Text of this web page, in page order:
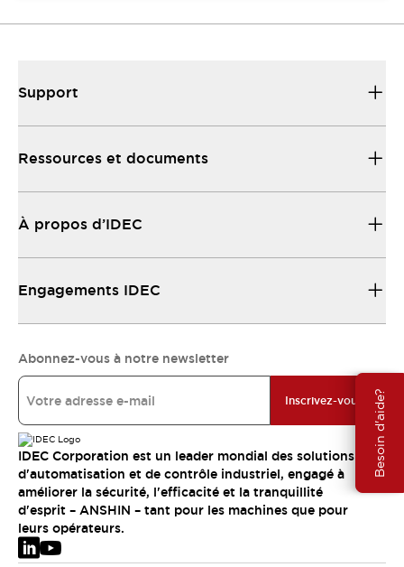
Besoin d'aide?
Support
Ressources et documents
À propos d’IDEC
Engagements IDEC
Abonnez-vous à notre newsletter
Inscrivez-vous
IDEC Corporation est un leader mondial des solutions
d'automatisation et de contrôle industriel, engagé à
améliorer la sécurité, l'efficacité et la tranquillité
d'esprit – ANSHIN – tant pour les machines que pour
leurs opérateurs.